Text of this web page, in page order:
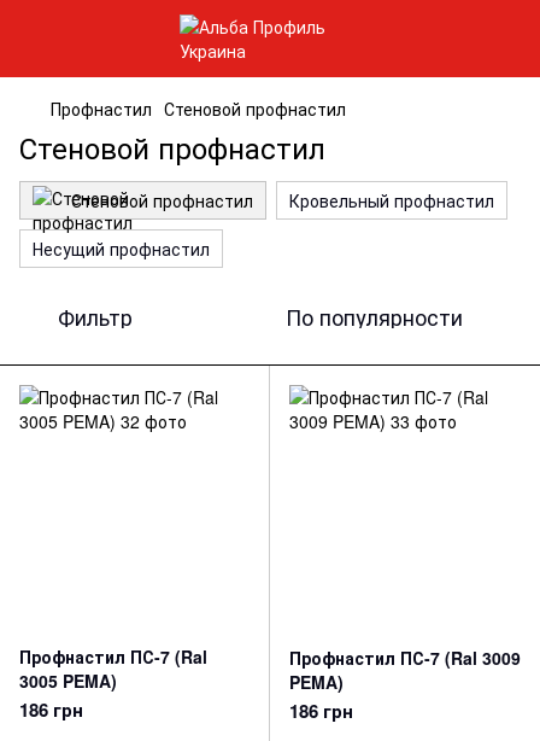
Профнастил Стеновой профнастил
Стеновой профнастил
Стеновой профнастил
Кровельный профнастил
Несущий профнастил
Фильтр По популярности
Профнастил ПС-7 (Ral
3005 PEMA)
186 грн
Профнастил ПС-7 (Ral 3009
PEMA)
186 грн